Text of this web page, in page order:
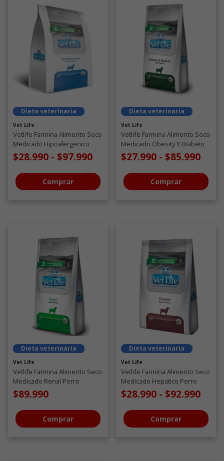
Dieta veterinaria
Vet Life
Vetlife Farmina Alimento Seco
Medicado Hipoalergenico
Perro
$28.990 - $97.990
Comprar
Dieta veterinaria
Vet Life
Vetlife Farmina Alimento Seco
Medicado Obesity Y Diabetic
Perro
$27.990 - $85.990
Comprar
Dieta veterinaria
Vet Life
Vetlife Farmina Alimento Seco
Medicado Renal Perro
$89.990
Comprar
Dieta veterinaria
Vet Life
Vetlife Farmina Alimento Seco
Medicado Hepatico Perro
$28.990 - $92.990
Comprar